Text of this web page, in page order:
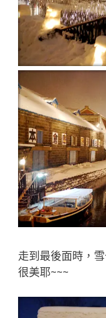
走到最後面時，
很美耶~~~